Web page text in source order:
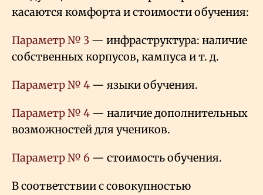
касаются комфорта и стоимости обучения:
Параметр № 3 — инфраструктура: наличие
собственных корпусов, кампуса и т. д.
Параметр № 4 — языки обучения.
Параметр № 4 — наличие дополнительных
возможностей для учеников.
Параметр № 6 — стоимость обучения.
В соответствии с совокупностью